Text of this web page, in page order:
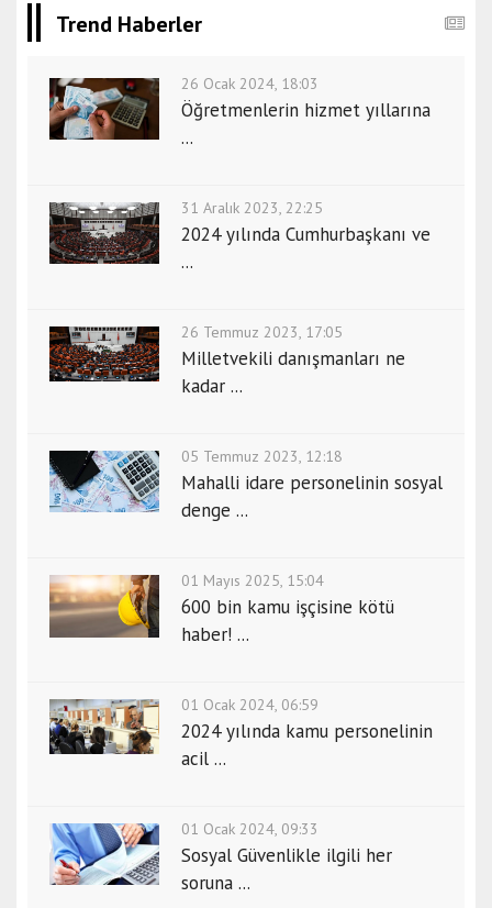
Trend Haberler
26 Ocak 2024, 18:03
Öğretmenlerin hizmet yıllarına
...
31 Aralık 2023, 22:25
2024 yılında Cumhurbaşkanı ve
...
26 Temmuz 2023, 17:05
Milletvekili danışmanları ne
kadar ...
05 Temmuz 2023, 12:18
Mahalli idare personelinin sosyal
denge ...
01 Mayıs 2025, 15:04
600 bin kamu işçisine kötü
haber! ...
01 Ocak 2024, 06:59
2024 yılında kamu personelinin
acil ...
01 Ocak 2024, 09:33
Sosyal Güvenlikle ilgili her
soruna ...